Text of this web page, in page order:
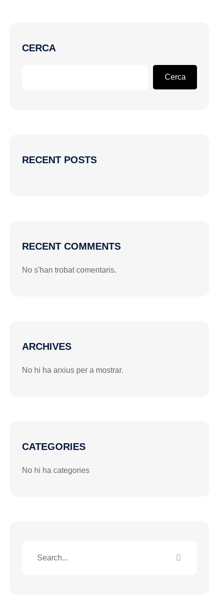
CERCA
Cerca
RECENT POSTS
RECENT COMMENTS
No s'han trobat comentaris.
ARCHIVES
No hi ha arxius per a mostrar.
CATEGORIES
No hi ha categories